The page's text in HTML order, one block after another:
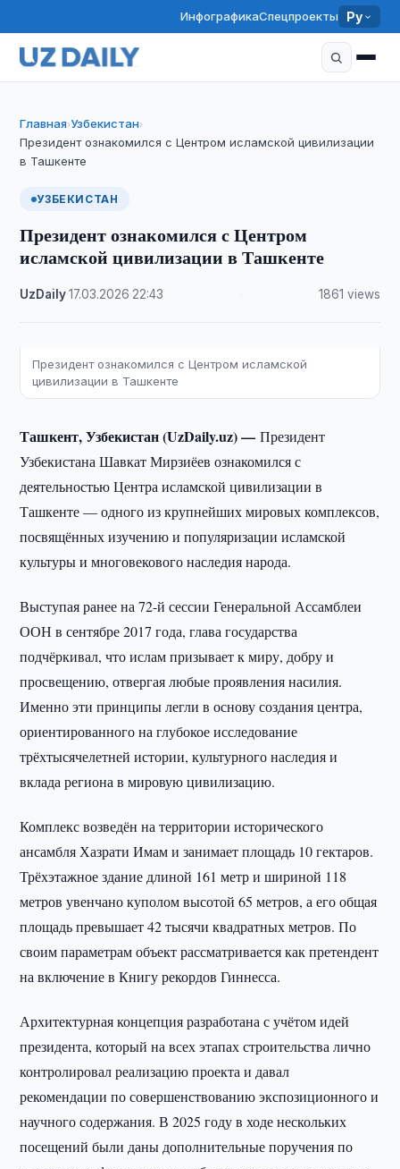
ИнфографикаСпецпроекты Ру
Главная›Узбекистан›
Президент ознакомился с Центром исламской цивилизации
в Ташкенте
УЗБЕКИСТАН
Президент ознакомился с Центром
исламской цивилизации в Ташкенте
UzDaily·17.03.2026 22:43 1861 views
Президент ознакомился с Центром исламской
цивилизации в Ташкенте
Ташкент, Узбекистан (UzDaily.uz) —Президент
Узбекистана Шавкат Мирзиёев ознакомился с
деятельностью Центра исламской цивилизации в
Ташкенте — одного из крупнейших мировых комплексов,
посвящённых изучению и популяризации исламской
культуры и многовекового наследия народа.
Выступая ранее на 72-й сессии Генеральной Ассамблеи
ООН в сентябре 2017 года, глава государства
подчёркивал, что ислам призывает к миру, добру и
просвещению, отвергая любые проявления насилия.
Именно эти принципы легли в основу создания центра,
ориентированного на глубокое исследование
трёхтысячелетней истории, культурного наследия и
вклада региона в мировую цивилизацию.
Комплекс возведён на территории исторического
ансамбля Хазрати Имам и занимает площадь 10 гектаров.
Трёхэтажное здание длиной 161 метр и шириной 118
метров увенчано куполом высотой 65 метров, а его общая
площадь превышает 42 тысячи квадратных метров. По
своим параметрам объект рассматривается как претендент
на включение в Книгу рекордов Гиннесса.
Архитектурная концепция разработана с учётом идей
президента, который на всех этапах строительства лично
контролировал реализацию проекта и давал
рекомендации по совершенствованию экспозиционного и
научного содержания. В 2025 году в ходе нескольких
посещений были даны дополнительные поручения по